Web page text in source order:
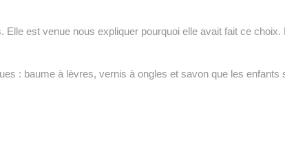
est venue nous expliquer pourquoi elle avait fait ce choix.
: baume à lèvres, vernis à ongles et savon que les enfants